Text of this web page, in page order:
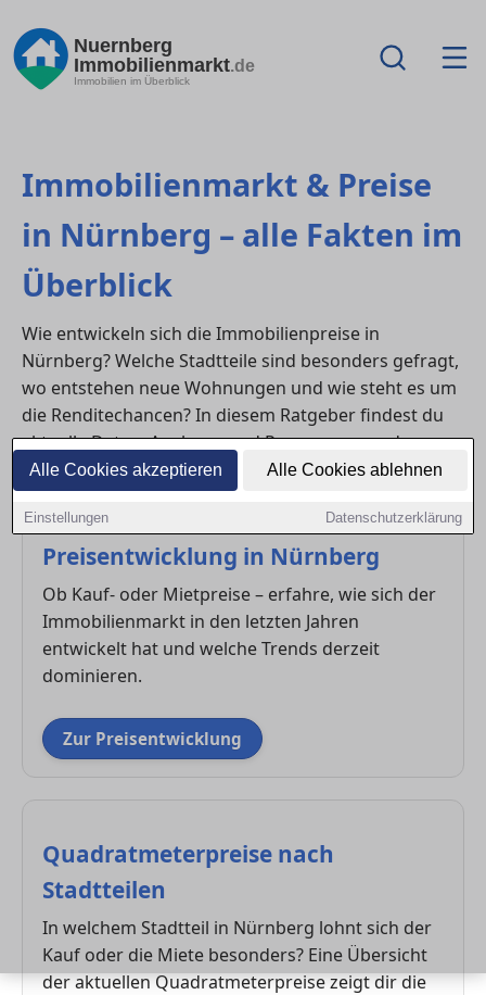
Alle Cookies akzeptieren Alle Cookies ablehnen
Einstellungen Datenschutzerklärung
Nuernberg
Immobilienmarkt.de
Immobilien im Überblick
Immobilienmarkt & Preise
in Nürnberg – alle Fakten im
Überblick
Wie entwickeln sich die Immobilienpreise in
Nürnberg? Welche Stadtteile sind besonders gefragt,
wo entstehen neue Wohnungen und wie steht es um
die Renditechancen? In diesem Ratgeber findest du
aktuelle Daten, Analysen und Prognosen rund um
den lokalen Immobilienmarkt.
Preisentwicklung in Nürnberg
Ob Kauf- oder Mietpreise – erfahre, wie sich der
Immobilienmarkt in den letzten Jahren
entwickelt hat und welche Trends derzeit
dominieren.
Zur Preisentwicklung
Quadratmeterpreise nach
Stadtteilen
In welchem Stadtteil in Nürnberg lohnt sich der
Kauf oder die Miete besonders? Eine Übersicht
der aktuellen Quadratmeterpreise zeigt dir die